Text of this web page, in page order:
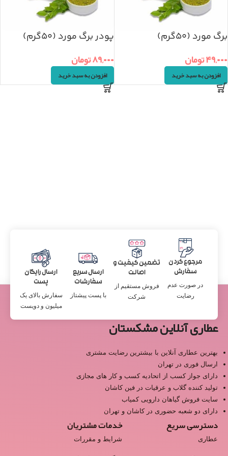
برگ مورد (۵۰گرم)
۴۹,۰۰۰تومان
افزودن به سبد خرید
پودر برگ مورد (۵۰گرم)
۸۹,۰۰۰تومان
افزودن به سبد خرید
مرجوع کردن
سفارش
در صورت عدم
رضایت
تضمین کیفیت و
اصالت
فروش مستقیم از
شرکت
ارسال سریع
سفارشات
با پست پیشتاز
ارسال رایگان
پست
سفارش بالای یک
میلیون و دویست
عطاری آنلاین مشکستان
بهترین عطاری آنلاین با بیشترین رضایت مشتری
ارسال فوری در تهران
دارای جواز کسب از اتحادیه کسب و کار های مجازی
تولید کننده گلاب و عرقیات در فین کاشان
سایت فروش گیاهان دارویی کمیاب
دارای دو شعبه حضوری در کاشان و تهران
دسترسی سریع
عطاری
خدمات مشتریان
شرایط و مقررات